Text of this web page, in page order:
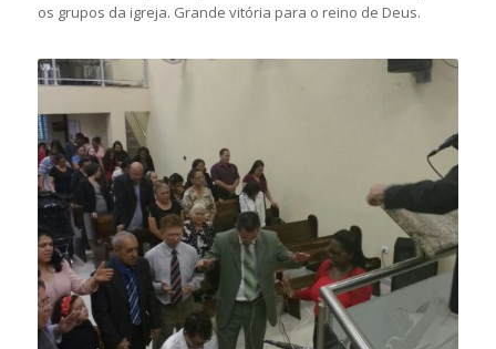
os grupos da igreja. Grande vitória para o reino de Deus.